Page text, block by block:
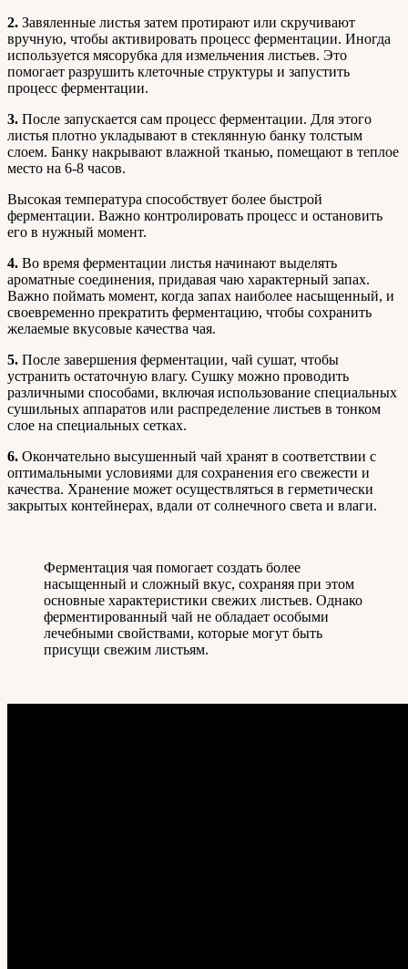
2. Завяленные листья затем протирают или скручивают
вручную, чтобы активировать процесс ферментации. Иногда
используется мясорубка для измельчения листьев. Это
помогает разрушить клеточные структуры и запустить
процесс ферментации.
3. После запускается сам процесс ферментации. Для этого
листья плотно укладывают в стеклянную банку толстым
слоем. Банку накрывают влажной тканью, помещают в теплое
место на 6-8 часов.
Высокая температура способствует более быстрой
ферментации. Важно контролировать процесс и остановить
его в нужный момент.
4. Во время ферментации листья начинают выделять
ароматные соединения, придавая чаю характерный запах.
Важно поймать момент, когда запах наиболее насыщенный, и
своевременно прекратить ферментацию, чтобы сохранить
желаемые вкусовые качества чая.
5. После завершения ферментации, чай сушат, чтобы
устранить остаточную влагу. Сушку можно проводить
различными способами, включая использование специальных
сушильных аппаратов или распределение листьев в тонком
слое на специальных сетках.
6. Окончательно высушенный чай хранят в соответствии с
оптимальными условиями для сохранения его свежести и
качества. Хранение может осуществляться в герметически
закрытых контейнерах, вдали от солнечного света и влаги.
Ферментация чая помогает создать более
насыщенный и сложный вкус, сохраняя при этом
основные характеристики свежих листьев. Однако
ферментированный чай не обладает особыми
лечебными свойствами, которые могут быть
присущи свежим листьям.